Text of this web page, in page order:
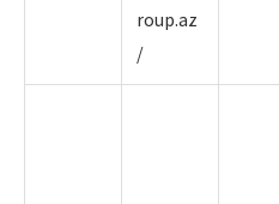
roup.az
/